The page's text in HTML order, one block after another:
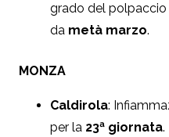
grado del
da metà marzo.
MONZA
Caldirola:
per la 23ª giornata.